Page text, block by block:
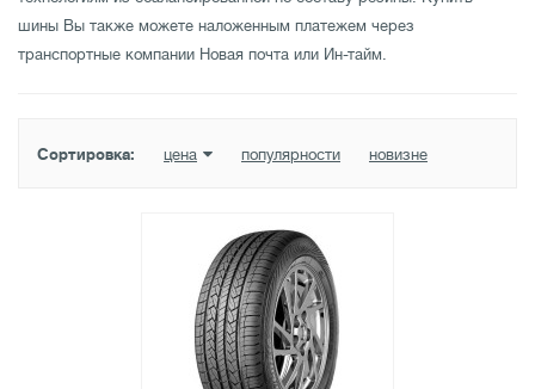
шины Вы также можете наложенным платежем через
транспортные компании Новая почта или Ин-тайм.
Сортировка: цена популярности новизне